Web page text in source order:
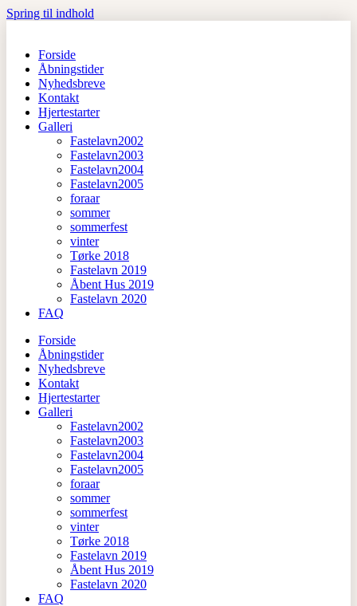
Spring til indhold
Forside
Åbningstider
Nyhedsbreve
Kontakt
Hjertestarter
Galleri
Fastelavn2002
Fastelavn2003
Fastelavn2004
Fastelavn2005
foraar
sommer
sommerfest
vinter
Tørke 2018
Fastelavn 2019
Åbent Hus 2019
Fastelavn 2020
FAQ
Forside
Åbningstider
Nyhedsbreve
Kontakt
Hjertestarter
Galleri
Fastelavn2002
Fastelavn2003
Fastelavn2004
Fastelavn2005
foraar
sommer
sommerfest
vinter
Tørke 2018
Fastelavn 2019
Åbent Hus 2019
Fastelavn 2020
FAQ